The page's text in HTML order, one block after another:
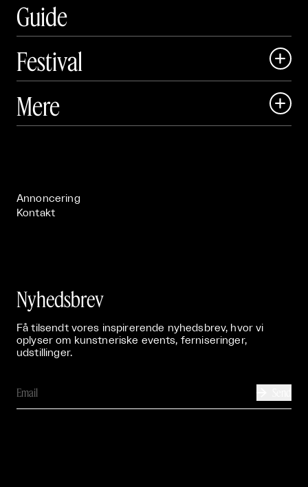
Guide
Festival

 Art Matter Festival
Mere 
Annoncering
Kontakt
Nyhedsbrev
Få tilsendt vores inspirerende nyhedsbrev, hvor vi
oplyser om kunstneriske events, ferniseringer,
udstillinger.